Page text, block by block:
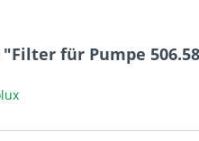
für Pumpe